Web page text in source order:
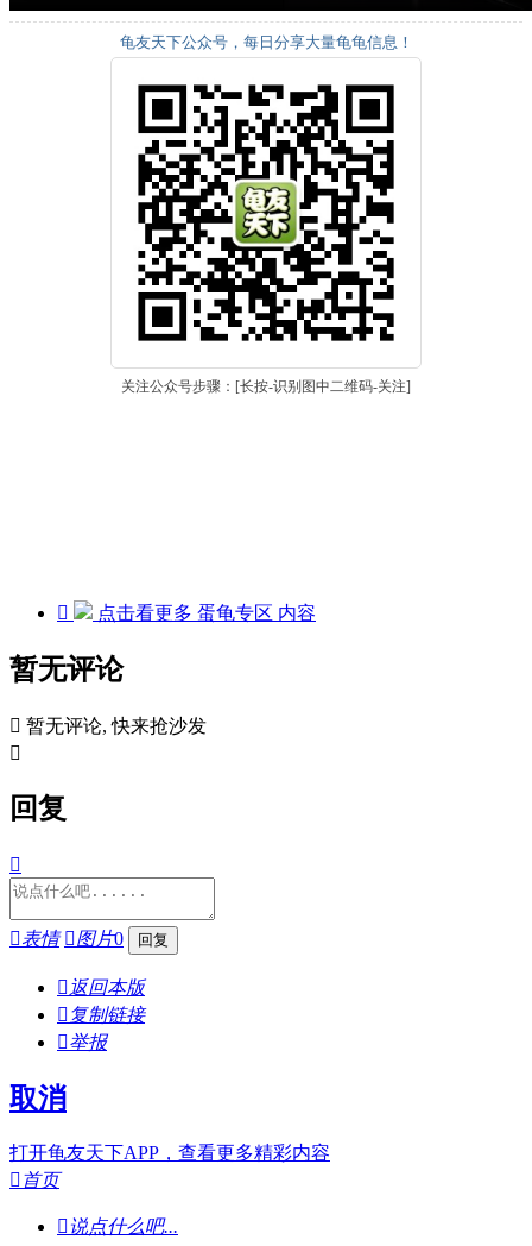
龟友天下公众号，每日分享大量龟龟信息！
关注公众号步骤：[长按-识别图中二维码-关注]
 点击看更多 蛋龟专区 内容
暂无评论
 暂无评论, 快来抢沙发

回复

表情 图片0
 返回本版
 复制链接
举报
取消
打开龟友天下APP，查看更多精彩内容
 首页
说点什么吧...